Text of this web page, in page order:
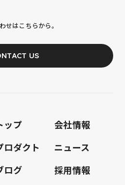
要です。
TEAM
せはこちらから。
US
ップ
会社情報
ロダクト
ニュース
ログ
採用情報